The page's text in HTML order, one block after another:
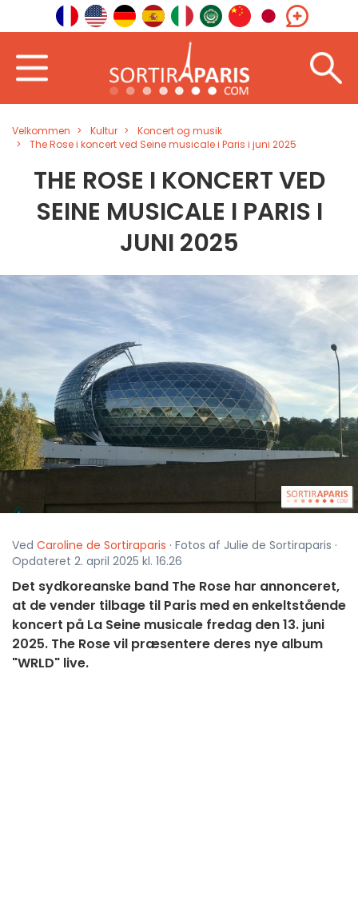
Velkommen Kultur
Koncert og musik
The Rose i koncert ved Seine musicale i Paris i juni 2025
THE ROSE I KONCERT VED
SEINE MUSICALE I PARIS I
JUNI 2025
Ved Caroline de Sortiraparis · Fotos af Julie de Sortiraparis ·
Opdateret 2. april 2025 kl. 16.26
Det sydkoreanske band The Rose har annonceret,
at de vender tilbage til Paris med en enkeltstående
koncert på La Seine musicale fredag den 13. juni
2025. The Rose vil præsentere deres nye album
"WRLD" live.